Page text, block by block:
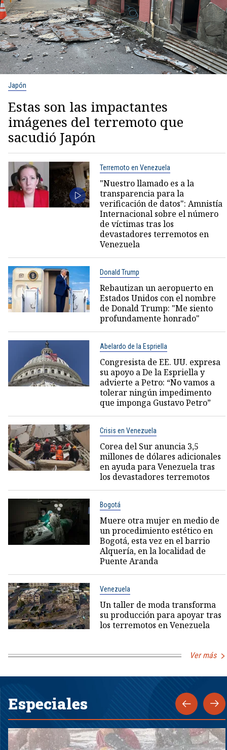
Japón
Estas son las impactantes
imágenes del terremoto que
sacudió Japón
Terremoto en Venezuela
"Nuestro llamado es a la
transparencia para la
verificación de datos": Amnistía
Internacional sobre el número
de víctimas tras los
devastadores terremotos en
Venezuela
Donald Trump
Rebautizan un aeropuerto en
Estados Unidos con el nombre
de Donald Trump: "Me siento
profundamente honrado"
Abelardo de la Espriella
Congresista de EE. UU. expresa
su apoyo a De la Espriella y
advierte a Petro: “No vamos a
tolerar ningún impedimento
que imponga Gustavo Petro”
Crisis en Venezuela
Corea del Sur anuncia 3,5
millones de dólares adicionales
en ayuda para Venezuela tras
los devastadores terremotos
Bogotá
Muere otra mujer en medio de
un procedimiento estético en
Bogotá, esta vez en el barrio
Alquería, en la localidad de
Puente Aranda
Venezuela
Un taller de moda transforma
su producción para apoyar tras
los terremotos en Venezuela
Ver más
Especiales